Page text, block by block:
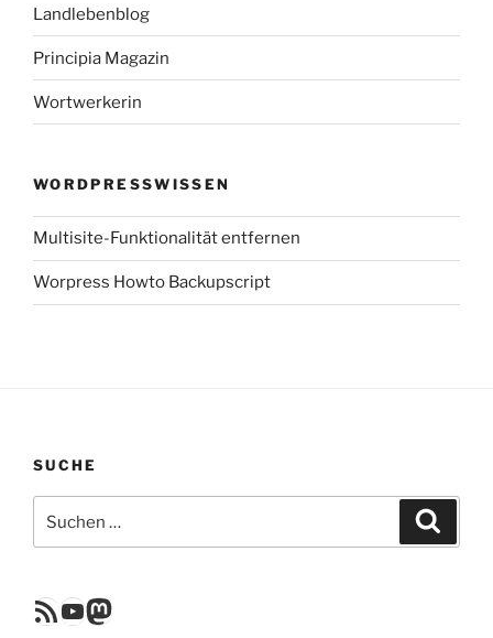
Landlebenblog
Principia Magazin
Wortwerkerin
WORDPRESSWISSEN
Multisite-Funktionalität entfernen
Worpress Howto Backupscript
SUCHE
nach:
RSS FeedYouTube
Mastodon